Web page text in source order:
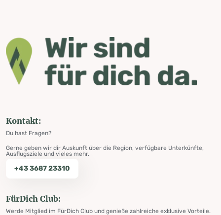
Kontakt:
Du hast Fragen?
Gerne geben wir dir Auskunft über die Region, verfügbare Unterkünfte,
Ausflugsziele und vieles mehr.
+43 3687 23310
FürDich Club:
Werde Mitglied im FürDich Club und genieße zahlreiche exklusive Vorteile.